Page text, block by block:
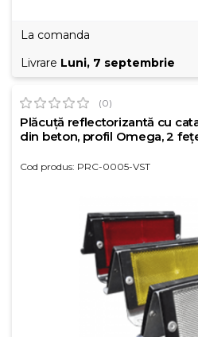
La comanda
Livrare Luni, 7 septembrie
(0)
Plăcuță reflectorizantă cu
din beton, profil Omega, 2
Cod produs: PRC-0005-VST